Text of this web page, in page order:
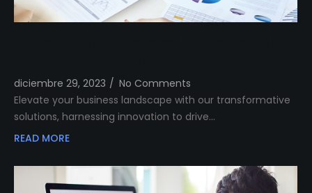
diciembre 29, 2023 / No Comments
Elevate your business landscape with our transformative
solutions, harnessing innovation to drive…
READ MORE